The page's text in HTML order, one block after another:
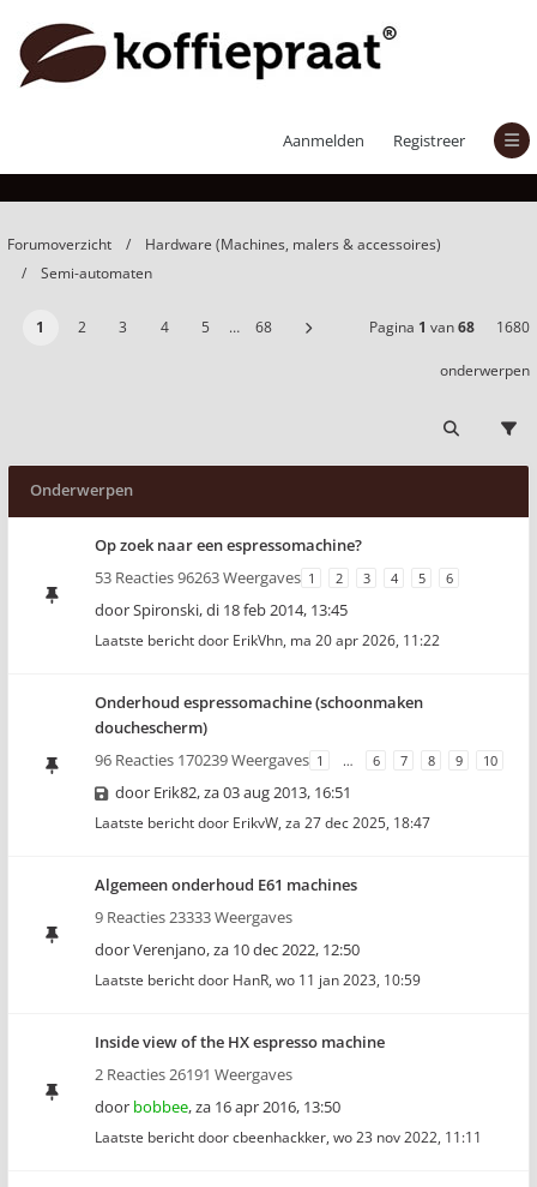
Aanmelden Registreer
Forumoverzicht
Hardware (Machines, malers & accessoires)
Semi-automaten
1 2 3 4 5 … 68 Pagina 1 van68 1680
onderwerpen
Onderwerpen
Op zoek naar een espressomachine?
53 Reacties 96263 Weergaves 1 2 3 4 5 6
doorSpironski,di 18 feb 2014, 13:45
Laatste bericht door ErikVhn, ma 20 apr 2026, 11:22
Onderhoud espressomachine (schoonmaken
douchescherm)
96 Reacties 170239 Weergaves 1 … 6 7 8 9 10
door Erik82,za 03 aug 2013, 16:51
Laatste bericht door ErikvW, za 27 dec 2025, 18:47
Algemeen onderhoud E61 machines
9 Reacties 23333 Weergaves
doorVerenjano,za 10 dec 2022, 12:50
Laatste bericht door HanR, wo 11 jan 2023, 10:59
Inside view of the HX espresso machine
2 Reacties 26191 Weergaves
door bobbee,za 16 apr 2016, 13:50
Laatste bericht doorcbeenhackker, wo 23 nov 2022, 11:11